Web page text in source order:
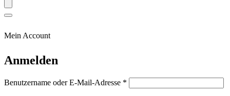
Mein Account
Anmelden
Benutzername oder E-Mail-Adresse *